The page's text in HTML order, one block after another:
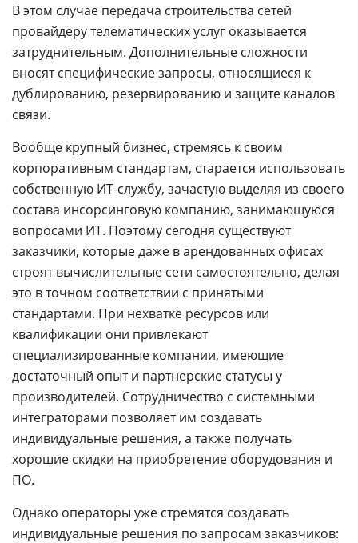
В этом случае передача строительства сетей
провайдеру телематических услуг оказывается
затруднительным. Дополнительные сложности
вносят специфические запросы, относящиеся к
дублированию, резервированию и защите каналов
связи.
Вообще крупный бизнес, стремясь к своим
корпоративным стандартам, старается использовать
собственную ИТ-службу, зачастую выделяя из своего
состава инсорсинговую компанию, занимающуюся
вопросами ИТ. Поэтому сегодня существуют
заказчики, которые даже в арендованных офисах
строят вычислительные сети самостоятельно, делая
это в точном соответствии с принятыми
стандартами. При нехватке ресурсов или
квалификации они привлекают
специализированные компании, имеющие
достаточный опыт и партнерские статусы у
производителей. Сотрудничество с системными
интеграторами позволяет им создавать
индивидуальные решения, а также получать
хорошие скидки на приобретение оборудования и
ПО.
Однако операторы уже стремятся создавать
индивидуальные решения по запросам заказчиков: